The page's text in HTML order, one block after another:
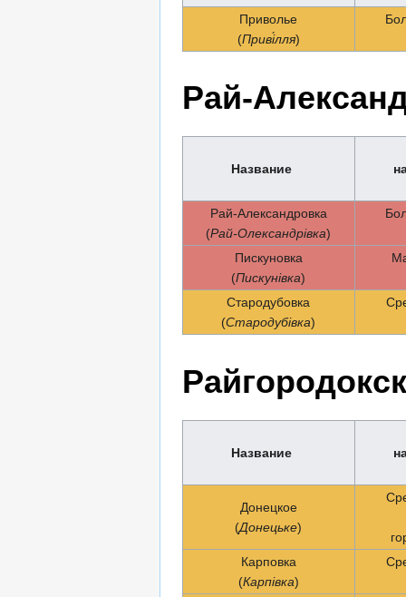
Приволье
(Приві́лля)
Рай-
Название
Рай-Александровка
(Рай-Олександрівка)
Пискуновка
(Пискунівка)
Стародубовка
(Стародубівка)
Название
Донецкое
(Донецьке)
Карповка
(Карпiвка)